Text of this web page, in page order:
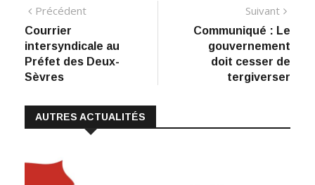
e
b
o
o
k
e
dI
p
p
y
Navigation
de
l’article
PrécédentArticle
Courrier
intersyndicale au
Préfet des Deux-
Sèvres
Suivant
Communiqué : Le
gouvernement
doit cesser de
tergiverser
AUTRES ACTUALITÉS